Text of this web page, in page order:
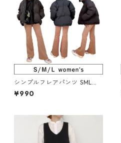
シンプルフレアパンツ SML（2
22-080-5）
¥990